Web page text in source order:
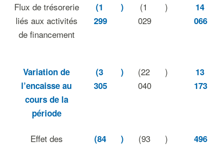
Flux de trésorerie
liés aux activités
de financement
(1
299
)
(1
029
)
14
066
Variation de
l’encaisse au
cours de la
période
(3
305
)
(22
040
)
13
173
Effet des
(84 ) (93 ) 496